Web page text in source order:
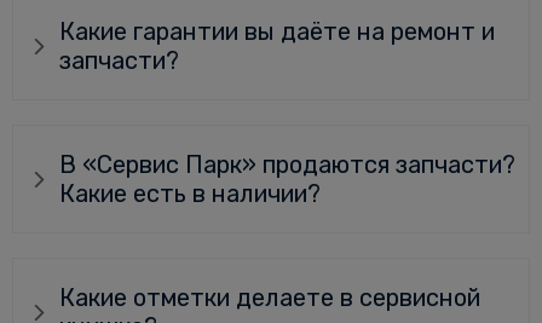
Какие гарантии вы даёте на ремонт и
запчасти?
В «Сервис Парк» продаются запчасти?
Какие есть в наличии?
Какие отметки делаете в сервисной